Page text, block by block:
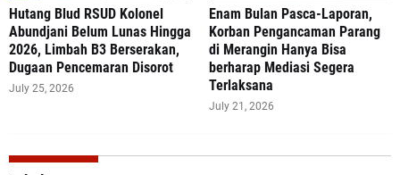
‎Hutang Blud RSUD Kolonel
Abundjani Belum Lunas Hingga
2026, Limbah B3 Berserakan,
Dugaan Pencemaran Disorot
July 25, 2026
Enam Bulan Pasca-Laporan,
Korban Pengancaman Parang
di Merangin Hanya Bisa
berharap Mediasi Segera
Terlaksana
July 21, 2026